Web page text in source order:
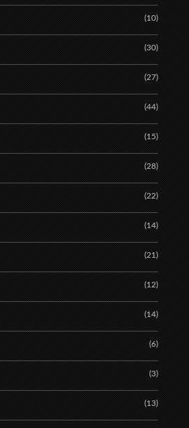
(10)
(30)
(27)
(44)
(15)
(28)
(22)
(14)
(21)
(12)
(14)
(6)
(3)
(13)